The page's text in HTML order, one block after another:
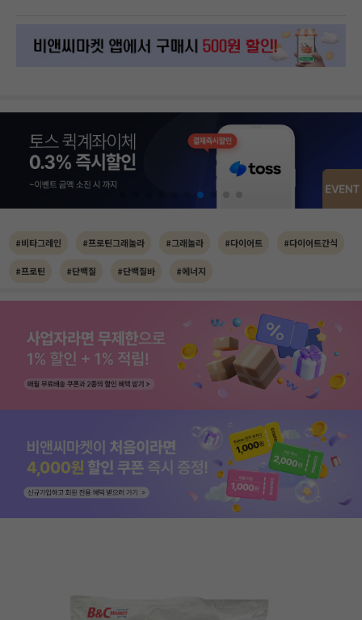
#비타그레인 #프로틴그래놀라 #그래놀라 #다이어트 #다이어트간식
#프로틴 #단백질 #단백질바 #에너지